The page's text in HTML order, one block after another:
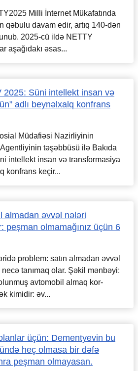
Milli İnternet Mükafatında
qəbulu davam edir, artıq 140-dən
2025-cü ildə NETTY
aşağıdakı əsas...
2025: Süni intellekt insan və
adlı beynəlxalq konfrans
Müdafiəsi Nazirliyinin
təşəbbüsü ilə Bakıda
intellekt insan və transformasiya
konfrans keçir...
almadan əvvəl nələri
peşman olmamağınız üçün 6
problem: satın almadan əvvəl
tanımaq olar. Şəkil mənbəyi:
avtomobil almaq kor-
kimidir: əv...
üçün: Dementyevin bu
heç olmasa bir dəfə
peşman olmayasan.